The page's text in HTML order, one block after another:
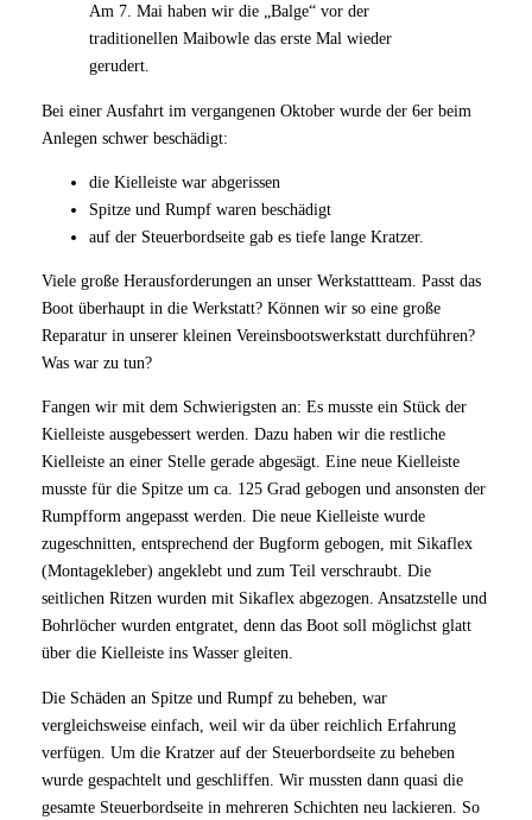
Am 7. Mai haben wir die „Balge“ vor der
traditionellen Maibowle das erste Mal wieder
gerudert.
Bei einer Ausfahrt im vergangenen Oktober wurde der 6er beim
Anlegen schwer beschädigt:
die Kielleiste war abgerissen
Spitze und Rumpf waren beschädigt
auf der Steuerbordseite gab es tiefe lange Kratzer.
Viele große Herausforderungen an unser Werkstattteam. Passt das
Boot überhaupt in die Werkstatt? Können wir so eine große
Reparatur in unserer kleinen Vereinsbootswerkstatt durchführen?
Was war zu tun?
Fangen wir mit dem Schwierigsten an: Es musste ein Stück der
Kielleiste ausgebessert werden. Dazu haben wir die restliche
Kielleiste an einer Stelle gerade abgesägt. Eine neue Kielleiste
musste für die Spitze um ca. 125 Grad gebogen und ansonsten der
Rumpfform angepasst werden. Die neue Kielleiste wurde
zugeschnitten, entsprechend der Bugform gebogen, mit Sikaflex
(Montagekleber) angeklebt und zum Teil verschraubt. Die
seitlichen Ritzen wurden mit Sikaflex abgezogen. Ansatzstelle und
Bohrlöcher wurden entgratet, denn das Boot soll möglichst glatt
über die Kielleiste ins Wasser gleiten.
Die Schäden an Spitze und Rumpf zu beheben, war
vergleichsweise einfach, weil wir da über reichlich Erfahrung
verfügen. Um die Kratzer auf der Steuerbordseite zu beheben
wurde gespachtelt und geschliffen. Wir mussten dann quasi die
gesamte Steuerbordseite in mehreren Schichten neu lackieren. So